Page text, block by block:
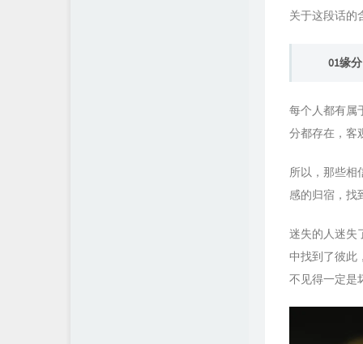
关于这段话的
01缘
每个人都有属
分都存在，客
所以，那些相
感的归宿，找
迷失的人迷失
中找到了彼此
不见得一定是